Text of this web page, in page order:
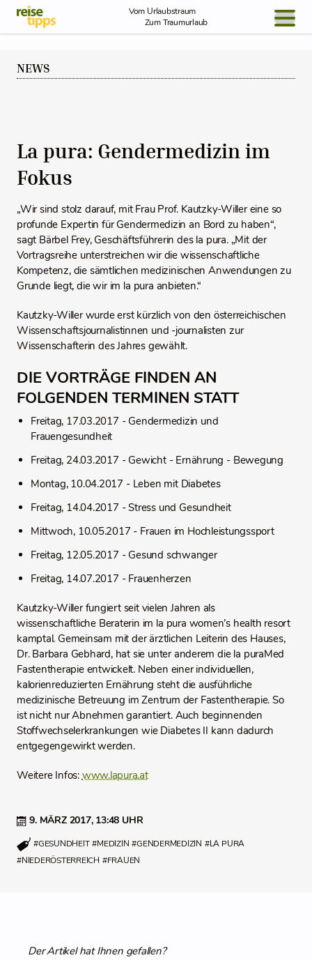
Skip to Content
Vom Urlaubstraum
Zum Traumurlaub
NEWS
9. MÄRZ 2017, 13:48 UHR
#GESUNDHEIT #MEDIZIN #GENDERMEDIZIN #LA PURA
#NIEDERÖSTERREICH #FRAUEN
La pura: Gendermedizin im
Fokus
„Wir sind stolz darauf, mit Frau Prof. Kautzky-Willer eine so
profunde Expertin für Gendermedizin an Bord zu haben“,
sagt Bärbel Frey, Geschäftsführerin des la pura. „Mit der
Vortragsreihe unterstreichen wir die wissenschaftliche
Kompetenz, die sämtlichen medizinischen Anwendungen zu
Grunde liegt, die wir im la pura anbieten.“
Kautzky-Willer wurde erst kürzlich von den österreichischen
Wissenschaftsjournalistinnen und -journalisten zur
Wissenschafterin des Jahres gewählt.
DIE VORTRÄGE FINDEN AN
FOLGENDEN TERMINEN STATT
Freitag, 17.03.2017 - Gendermedizin und
Frauengesundheit
Freitag, 24.03.2017 - Gewicht - Ernährung - Bewegung
Montag, 10.04.2017 - Leben mit Diabetes
Freitag, 14.04.2017 - Stress und Gesundheit
Mittwoch, 10.05.2017 - Frauen im Hochleistungssport
Freitag, 12.05.2017 - Gesund schwanger
Freitag, 14.07.2017 - Frauenherzen
Kautzky-Willer fungiert seit vielen Jahren als
wissenschaftliche Beraterin im la pura women’s health resort
kamptal. Gemeinsam mit der ärztlichen Leiterin des Hauses,
Dr. Barbara Gebhard, hat sie unter anderem die la puraMed
Fastentherapie entwickelt. Neben einer individuellen,
kalorienreduzierten Ernährung steht die ausführliche
medizinische Betreuung im Zentrum der Fastentherapie. So
ist nicht nur Abnehmen garantiert. Auch beginnenden
Stoffwechselerkrankungen wie Diabetes II kann dadurch
entgegengewirkt werden.
Weitere Infos:www.lapura.at
Der Artikel hat Ihnen gefallen?